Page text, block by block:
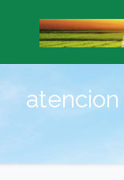
atencion